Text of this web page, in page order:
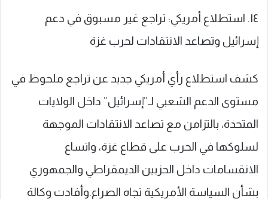
١٤. استطلاع أمريكي: تراجع غير مسبوق في دعم
إسرائيل وتصاعد الانتقادات لحرب غزة
كشف استطلاع رأي أمريكي جديد عن تراجع ملحوظ في
مستوى الدعم الشعبي لـ”إسرائيل” داخل الولايات
المتحدة، بالتزامن مع تصاعد الانتقادات الموجهة
لسلوكها في الحرب على قطاع غزة، واتساع
الانقسامات داخل الحزبين الديمقراطي والجمهوري
بشأن السياسة الأمريكية تجاه الصراع.وأفادت وكالة